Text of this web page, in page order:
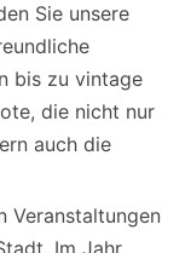
Sie unsere
bis zu vintage
die nicht nur
auch die
Veranstaltungen
Im Jahr